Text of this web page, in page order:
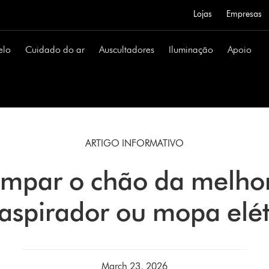
Lojas Empresas
Cuidado do ar Auscultadores Iluminação Apoio
ARTIGO INFORMATIVO
o chão da
ou mopa
March 23, 2026